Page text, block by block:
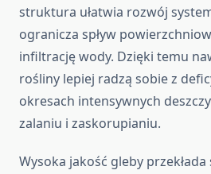
struktura ułatwia rozwój
ogranicza spływ
infiltrację wody. Dzięki temu
rośliny lepiej radzą sobie z
okresach intensywnych
zalaniu i zaskorupianiu.
Wysoka jakość gleby